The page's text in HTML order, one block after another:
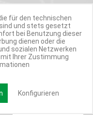
Rabatte und Aktionen
für den technischen
und stets gesetzt
bei Benutzung dieser
dienen oder die
sozialen Netzwerken
Ihrer Zustimmung
Konfigurieren